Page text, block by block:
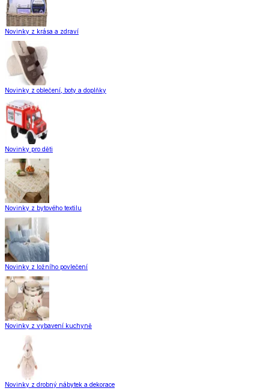
Novinky z krása a zdraví
Novinky z oblečení, boty a doplňky
Novinky pro děti
Novinky z bytového textilu
Novinky z ložního povlečení
Novinky z vybavení kuchyně
Novinky z drobný nábytek a dekorace